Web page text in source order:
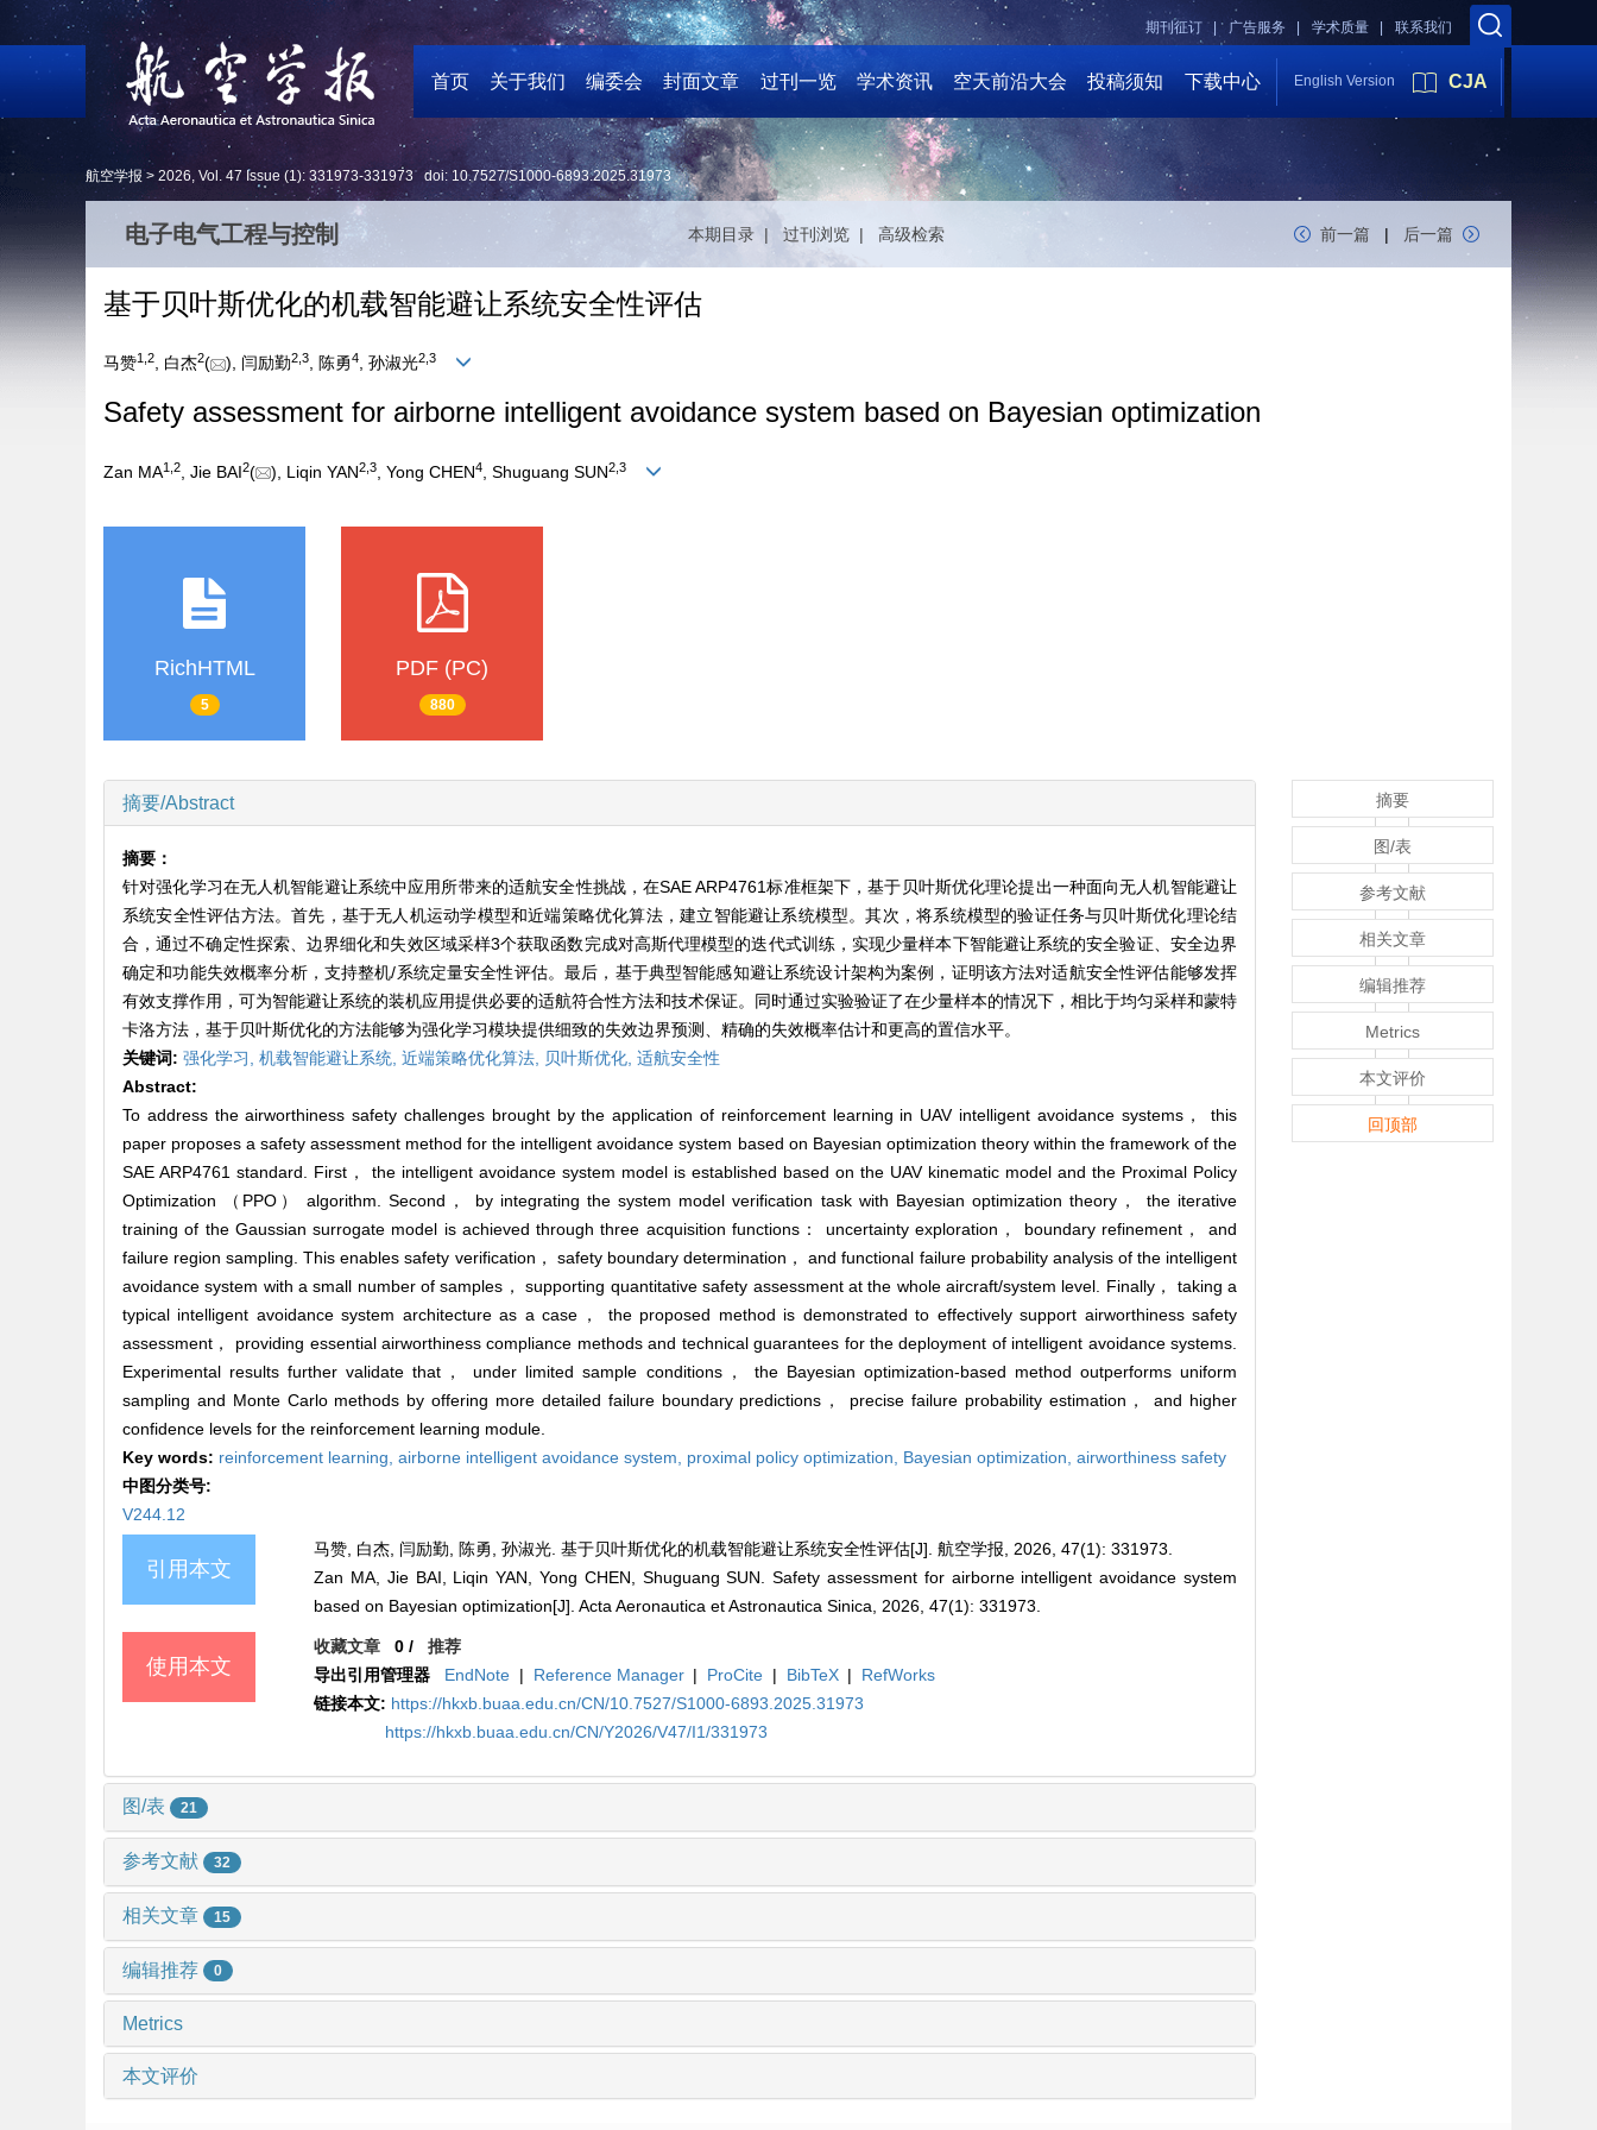
联系我们
学术质量 |
广告服务 |
期刊征订 |
首页 关于我们 编委会 封面文章 过刊一览 学术资讯 空天前沿大会 投稿须知 下载中心 English Version CJA
航空学报 > 2026, Vol. 47 Issue (1): 331973-331973 doi:10.7527/S1000-6893.2025.31973
电子电气工程与控制 本期目录 | 过刊浏览 | 高级检索 前一篇 | 后一篇
基于贝叶斯优化的机载智能避让系统安全性评估
马赞1 2, 白杰2( ), 闫励勤2 3, 陈勇4, 孙淑光2 3
Safety assessment for airborne intelligent avoidance system based on Bayesian optimization
Zan MA1 2 , Jie BAI2( ), Liqin YAN2 3 , Yong CHEN4 , Shuguang SUN2 3
RichHTML
5
PDF (PC)
880
摘要/Abstract
摘要：
针对强化学习在无人机智能避让系统中应用所带来的适航安全性挑战，在SAE ARP4761标准框架下，基于贝叶斯优化理论提出一种面向无人机智能避让
系统安全性评估方法。首先，基于无人机运动学模型和近端策略优化算法，建立智能避让系统模型。其次，将系统模型的验证任务与贝叶斯优化理论结
合，通过不确定性探索、边界细化和失效区域采样3个获取函数完成对高斯代理模型的迭代式训练，实现少量样本下智能避让系统的安全验证、安全边界
确定和功能失效概率分析，支持整机/系统定量安全性评估。最后，基于典型智能感知避让系统设计架构为案例，证明该方法对适航安全性评估能够发挥
有效支撑作用，可为智能避让系统的装机应用提供必要的适航符合性方法和技术保证。同时通过实验验证了在少量样本的情况下，相比于均匀采样和蒙特
卡洛方法，基于贝叶斯优化的方法能够为强化学习模块提供细致的失效边界预测、精确的失效概率估计和更高的置信水平。
关键词: 强化学习, 机载智能避让系统, 近端策略优化算法, 贝叶斯优化, 适航安全性
Abstract:
To address the airworthiness safety challenges brought by the application of reinforcement learning in UAV intelligent avoidance systems， this
paper proposes a safety assessment method for the intelligent avoidance system based on Bayesian optimization theory within the framework of the
SAE ARP4761 standard. First， the intelligent avoidance system model is established based on the UAV kinematic model and the Proximal Policy
Optimization （PPO） algorithm. Second， by integrating the system model verification task with Bayesian optimization theory， the iterative
training of the Gaussian surrogate model is achieved through three acquisition functions： uncertainty exploration， boundary refinement， and
failure region sampling. This enables safety verification， safety boundary determination， and functional failure probability analysis of the intelligent
avoidance system with a small number of samples， supporting quantitative safety assessment at the whole aircraft/system level. Finally， taking a
typical intelligent avoidance system architecture as a case， the proposed method is demonstrated to effectively support airworthiness safety
assessment， providing essential airworthiness compliance methods and technical guarantees for the deployment of intelligent avoidance systems.
Experimental results further validate that， under limited sample conditions， the Bayesian optimization-based method outperforms uniform
sampling and Monte Carlo methods by offering more detailed failure boundary predictions， precise failure probability estimation， and higher
confidence levels for the reinforcement learning module.
Key words: reinforcement learning, airborne intelligent avoidance system, proximal policy optimization, Bayesian optimization, airworthiness safety
中图分类号:
V244.12
引用本文
马赞, 白杰, 闫励勤, 陈勇, 孙淑光. 基于贝叶斯优化的机载智能避让系统安全性评估[J]. 航空学报, 2026, 47(1): 331973.
Zan MA, Jie BAI, Liqin YAN, Yong CHEN, Shuguang SUN. Safety assessment for airborne intelligent avoidance system
based on Bayesian optimization[J]. Acta Aeronautica et Astronautica Sinica, 2026, 47(1): 331973.
使用本文
收藏文章 0 /推荐
导出引用管理器
EndNote | Reference Manager | ProCite | BibTeX |
RefWorks
链接本文: https://hkxb.buaa.edu.cn/CN/10.7527/S1000-6893.2025.31973
https://hkxb.buaa.edu.cn/CN/Y2026/V47/I1/331973
图/表 21
参考文献 32
相关文章 15
编辑推荐 0
Metrics
本文评价
摘要
图/表
参考文献
相关文章
编辑推荐
Metrics
本文评价
回顶部